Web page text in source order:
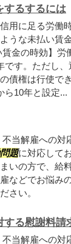
するするには
用に足る労働
うな未払い賃
金の時効】労
です。ただし
債権は行使で
ら10年と設定...
当解雇への対
題に対応して
いの方で、給
などでお悩み
さい。
する慰謝料請
当解雇への対